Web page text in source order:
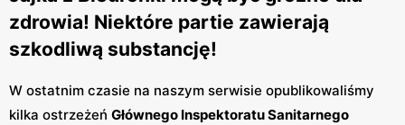
zdrowia! Niektóre partie zawierają
szkodliwą substancję!
W ostatnim czasie na naszym serwisie opublikowaliśmy
kilka ostrzeżeń Głównego Inspektoratu Sanitarnego